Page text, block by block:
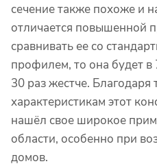
сечение также похоже и
отличается повышенной
сравнивать ее со
профилем, то она будет в
30 раз жестче.
характеристикам этот
нашёл свое широкое
области, особенно при
домов.